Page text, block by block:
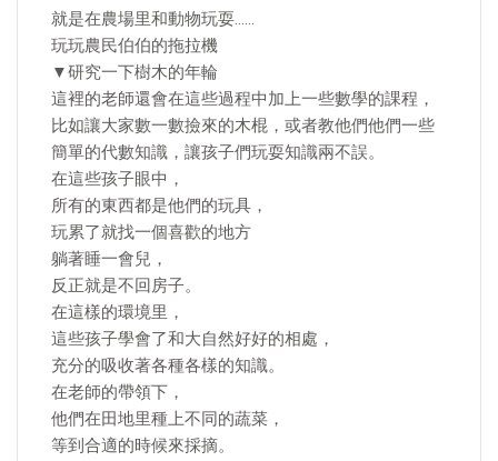
就是在農場里和動物玩耍……
玩玩農民伯伯的拖拉機
▼研究一下樹木的年輪
這裡的老師還會在這些過程中加上一些數學的課程，
比如讓大家數一數撿來的木棍，或者教他們他們一些
簡單的代數知識，讓孩子們玩耍知識兩不誤。
在這些孩子眼中，
所有的東西都是他們的玩具，
玩累了就找一個喜歡的地方
躺著睡一會兒，
反正就是不回房子。
在這樣的環境里，
這些孩子學會了和大自然好好的相處，
充分的吸收著各種各樣的知識。
在老師的帶領下，
他們在田地里種上不同的蔬菜，
等到合適的時候來採摘。